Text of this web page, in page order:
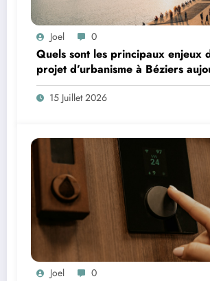
Joel 0
Quels sont les principaux enjeux
projet d’urbanisme à Béziers
?
15 Juillet 2026
Joel 0